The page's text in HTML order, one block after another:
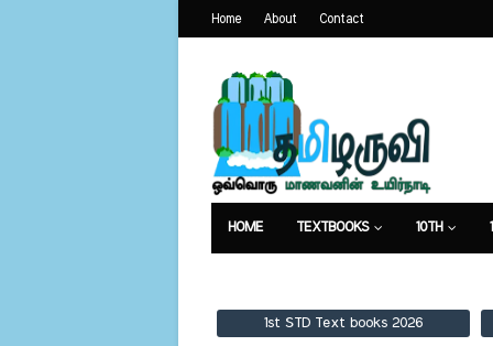
Home About Contact
HOME TEXTBOOKS 10TH
1st STD Text books 2026